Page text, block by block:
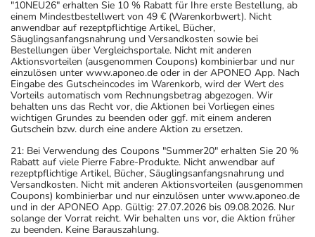
"10NEU26" erhalten Sie 10 % Rabatt für Ihre erste Bestellung, ab
einem Mindestbestellwert von 49 € (Warenkorbwert). Nicht
anwendbar auf rezeptpflichtige Artikel, Bücher,
Säuglingsanfangsnahrung und Versandkosten sowie bei
Bestellungen über Vergleichsportale. Nicht mit anderen
Aktionsvorteilen (ausgenommen Coupons) kombinierbar und nur
einzulösen unter www.aponeo.de oder in der APONEO App. Nach
Eingabe des Gutscheincodes im Warenkorb, wird der Wert des
Vorteils automatisch vom Rechnungsbetrag abgezogen. Wir
behalten uns das Recht vor, die Aktionen bei Vorliegen eines
wichtigen Grundes zu beenden oder ggf. mit einem anderen
Gutschein bzw. durch eine andere Aktion zu ersetzen.
21: Bei Verwendung des Coupons "Summer20" erhalten Sie 20 %
Rabatt auf viele Pierre Fabre-Produkte. Nicht anwendbar auf
rezeptpflichtige Artikel, Bücher, Säuglingsanfangsnahrung und
Versandkosten. Nicht mit anderen Aktionsvorteilen (ausgenommen
Coupons) kombinierbar und nur einzulösen unter www.aponeo.de
und in der APONEO App. Gültig: 27.07.2026 bis 09.08.2026. Nur
solange der Vorrat reicht. Wir behalten uns vor, die Aktion früher
zu beenden. Keine Barauszahlung.